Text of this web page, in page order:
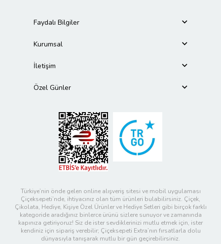
Faydalı Bilgiler
Kurumsal
İletişim
Özel Günler
Türkiye’nin önde gelen online alışveriş sitesi ve mobil uygulaması
Çiçeksepeti’nde, ihtiyacınız olan tüm ürünleri bulabilirsiniz. Çiçek,
Çikolata, Hediye, Kişiye Özel Ürünler ve Hediye Setleri gibi birçok farklı
kategoride aradığınız binlerce ürünü sizlere sunuyor ve zamanında
kapınıza getiriyoruz! Siz de ister sevdiklerinizi mutlu etmek için, ister
kendiniz için sipariş verebilir; Çiçeksepeti Extra’nın fırsatlarla dolu
dünyasıyla tanışarak mutlu bir gün geçirebilirsiniz.